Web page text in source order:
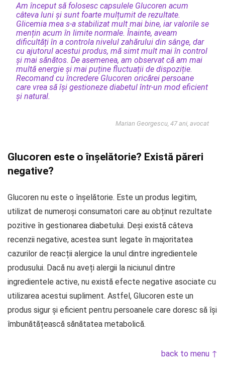
Am început să folosesc capsulele Glucoren acum
câteva luni și sunt foarte mulțumit de rezultate.
Glicemia mea s-a stabilizat mult mai bine, iar valorile se
mențin acum în limite normale. Înainte, aveam
dificultăți în a controla nivelul zahărului din sânge, dar
cu ajutorul acestui produs, mă simt mult mai în control
și mai sănătos. De asemenea, am observat că am mai
multă energie și mai puține fluctuații de dispoziție.
Recomand cu încredere Glucoren oricărei persoane
care vrea să își gestioneze diabetul într-un mod eficient
și natural.
Marian Georgescu, 47 ani, avocat
Glucoren este o înșelătorie? Există păreri
negative?
Glucoren nu este o înșelătorie. Este un produs legitim,
utilizat de numeroși consumatori care au obținut rezultate
pozitive în gestionarea diabetului. Deși există câteva
recenzii negative, acestea sunt legate în majoritatea
cazurilor de reacții alergice la unul dintre ingredientele
produsului. Dacă nu aveți alergii la niciunul dintre
ingredientele active, nu există efecte negative asociate cu
utilizarea acestui supliment. Astfel, Glucoren este un
produs sigur și eficient pentru persoanele care doresc să își
îmbunătățească sănătatea metabolică.
back to menu ↑